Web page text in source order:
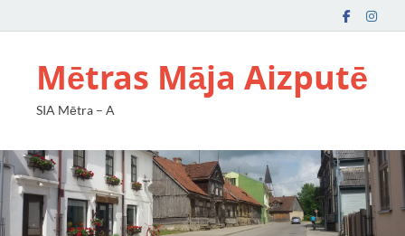
Mētras Māja Aizputē
SIA Mētra – A